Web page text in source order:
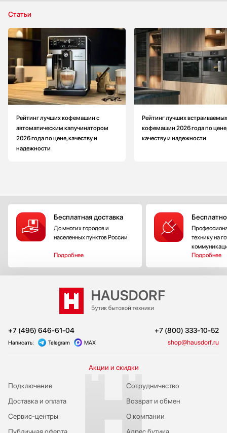
‐ Индикатор уровня воды
‐ Индикатор уровня кофе
‐ Индикатор заполнения поддона с отработанной водой
‐ Индикатор заполнения контейнера с отработанной гущей
‐ Телескопические направляющие для заполнения
‐ Емкость для молотого кофе
‐ Съемный лоток для сбора капель
‐ Автоматическая очистка молочной системы паром
Цвет: нержавеющая сталь
Страна производитель: Словения
Статьи
Рейтинг лучших кофемашин с
автоматическим капучинатором
2026 года по цене, качеству и
надежности
Рейтинг лучших встраиваемых
кофемашин 2026 года по цене,
качеству и надежности
Бесплатная доставка
До многих городов и
населенных пунктов России
Подробнее
технику на
Подробнее
+7 (495) 646-61-04 +7 (800) 333-10-52
Написать: Telegram MAX shop@hausdorf.ru
Акции и скидки
Подключение
Публичная оферта
Сервис-центры
Доставка и оплата
Сотрудничество
Возврат и обмен
О компании
Адрес бутика